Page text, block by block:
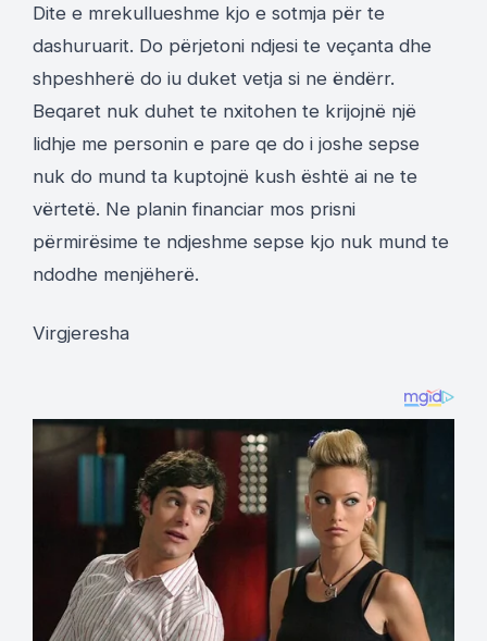
Dite e mrekullueshme kjo e sotmja për te
dashuruarit. Do përjetoni ndjesi te veçanta dhe
shpeshherë do iu duket vetja si ne ëndërr.
Beqaret nuk duhet te nxitohen te krijojnë një
lidhje me personin e pare qe do i joshe sepse
nuk do mund ta kuptojnë kush është ai ne te
vërtetë. Ne planin financiar mos prisni
përmirësime te ndjeshme sepse kjo nuk mund te
ndodhe menjëherë.
Virgjeresha